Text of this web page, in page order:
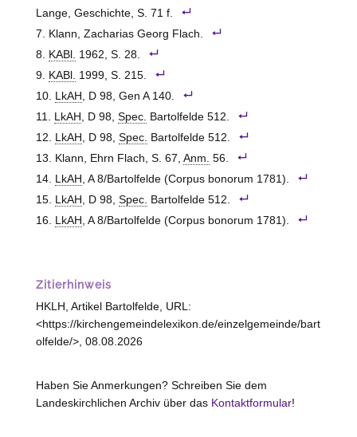
Lange, Geschichte, S. 71 f.
Klann, Zacharias Georg Flach.
KABl.
1962, S. 28.
KABl.
1999, S. 215.
LkAH
, D 98, Gen A 140.
LkAH
, D 98, Spec.
Bartolfelde 512.
LkAH
, D 98, Spec.
Bartolfelde 512.
Klann, Ehrn Flach, S. 67, Anm. 56.
LkAH , A 8/Bartolfelde (Corpus bonorum 1781).
LkAH
, D 98, Spec.
Bartolfelde 512.
LkAH , A 8/Bartolfelde (Corpus bonorum 1781).
Zitierhinweis
HKLH, Artikel Bartolfelde, URL:
<https://kirchengemeindelexikon.de/einzelgemeinde/bart
olfelde/>, 08.08.2026
Haben Sie Anmerkungen? Schreiben Sie dem
Landeskirchlichen Archiv über das Kontaktformular!